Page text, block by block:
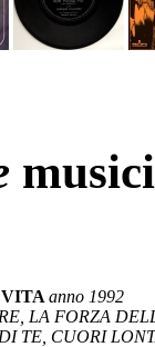
anno 1992
LA FORZA
TE, CUORI